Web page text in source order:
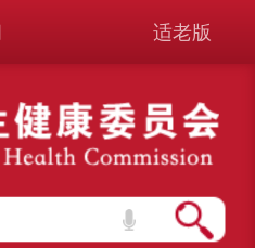
适老版